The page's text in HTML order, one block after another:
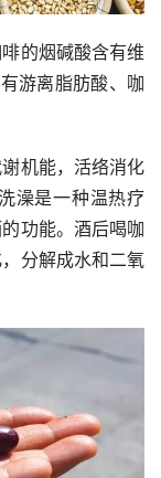
的烟碱酸含有维
游离脂肪酸、咖
机能，活络消化
澡是一种温热疗
功能。酒后喝咖
分解成水和二氧